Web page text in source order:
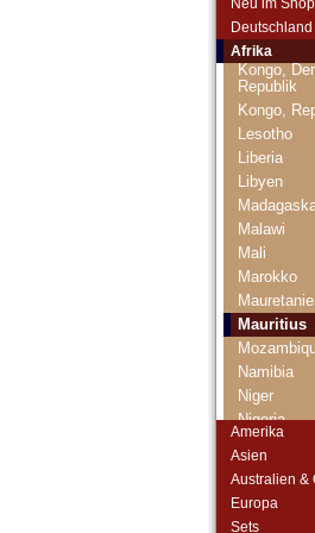
Deutschland
Afrika
Kenia
Komoren
Kongo,
Republik
Kongo,
Lesotho
Liberia
Libyen
Malawi
Mali
Marokko
Mauritius
Namibia
Niger
Nigeria
Amerika
Asien
Australien &
Europa
Sets